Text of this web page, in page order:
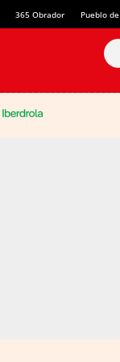
365 Obrador Pueblo